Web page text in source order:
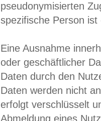
pseudonymisierten
spezifische Person
Eine Ausnahme
oder geschäftlicher
Daten durch den
Daten werden nicht
erfolgt verschlüsselt
Abmeldung eines